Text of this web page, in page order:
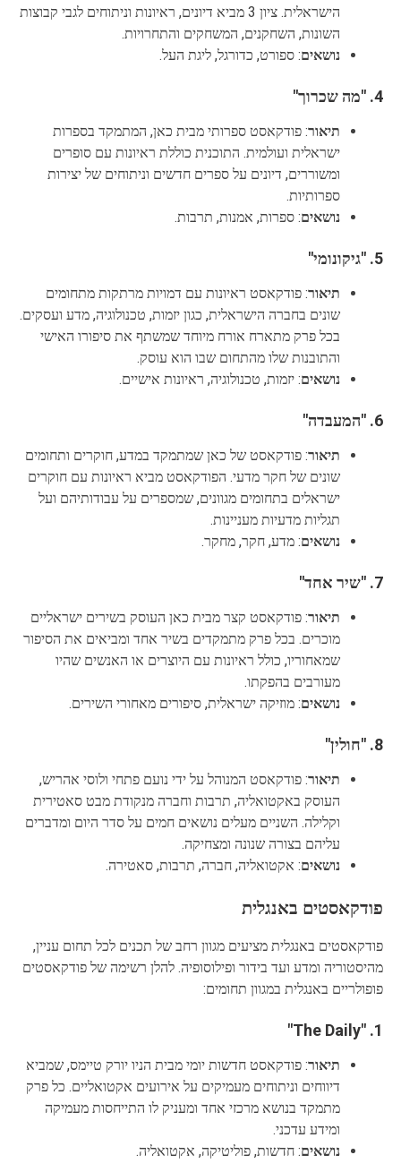
הישראלית. ציון 3 מביא דיונים, ראיונות וניתוחים לגבי קבוצות
השונות, השחקנים, המשחקים והתחרויות.
נושאים: ספורט, כדורגל, ליגת העל.
4. "מה שכרוך"
תיאור: פודקאסט ספרותי מבית כאן, המתמקד בספרות
ישראלית ועולמית. התוכנית כוללת ראיונות עם סופרים
ומשוררים, דיונים על ספרים חדשים וניתוחים של יצירות
ספרותיות.
נושאים: ספרות, אמנות, תרבות.
5. "גיקונומי"
תיאור: פודקאסט ראיונות עם דמויות מרתקות מתחומים
שונים בחברה הישראלית, כגון יזמות, טכנולוגיה, מדע ועסקים.
בכל פרק מתארח אורח מיוחד שמשתף את סיפורו האישי
והתובנות שלו מהתחום שבו הוא עוסק.
נושאים: יזמות, טכנולוגיה, ראיונות אישיים.
6. "המעבדה"
תיאור: פודקאסט של כאן שמתמקד במדע, חוקרים ותחומים
שונים של חקר מדעי. הפודקאסט מביא ראיונות עם חוקרים
ישראלים בתחומים מגוונים, שמספרים על עבודותיהם ועל
תגליות מדעיות מעניינות.
נושאים: מדע, חקר, מחקר.
7. "שיר אחד"
תיאור: פודקאסט קצר מבית כאן העוסק בשירים ישראליים
מוכרים. בכל פרק מתמקדים בשיר אחד ומביאים את הסיפור
שמאחוריו, כולל ראיונות עם היוצרים או האנשים שהיו
מעורבים בהפקתו.
נושאים: מוזיקה ישראלית, סיפורים מאחורי השירים.
8. "חולין"
תיאור: פודקאסט המנוהל על ידי נועם פתחי ולוסי אהריש,
העוסק באקטואליה, תרבות וחברה מנקודת מבט סאטירית
וקלילה. השניים מעלים נושאים חמים על סדר היום ומדברים
עליהם בצורה שנונה ומצחיקה.
נושאים: אקטואליה, חברה, תרבות, סאטירה.
פודקאסטים באנגלית
פודקאסטים באנגלית מציעים מגוון רחב של תכנים לכל תחום עניין,
מהיסטוריה ומדע ועד בידור ופילוסופיה. להלן רשימה של פודקאסטים
פופולריים באנגלית במגוון תחומים:
1.
"The Daily"
תיאור: פודקאסט חדשות יומי מבית הניו יורק טיימס, שמביא
דיווחים וניתוחים מעמיקים על אירועים אקטואליים. כל פרק
מתמקד בנושא מרכזי אחד ומעניק לו התייחסות מעמיקה
ומידע עדכני.
נושאים: חדשות, פוליטיקה, אקטואליה.